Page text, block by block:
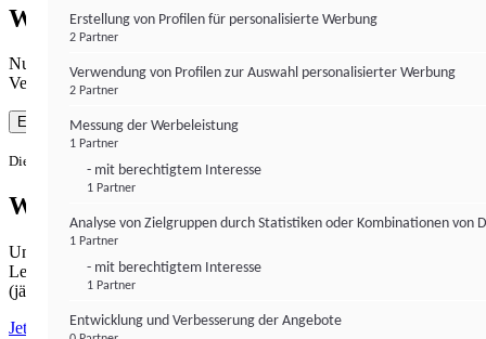
Wie gewohnt mit Werbung lesen
Nutzen Sie institutional-money.com mit Ihrer Zustimmung zur
Verwendung von Cookies für Webanalyse und Werbemaßnahmen.
Einverstanden
Die Zustimmung ist jederzeit widerrufbar.
Werbefrei lesen
Unabhängiger Journalismus hat seinen Preis.
Lesen Sie institutional-money.com PUR für 33,99€ pro Monat
(jährliche Abrechnung).
Jetzt abonnieren
Erstellung von Profilen für personalisierte Werbung
2 Partner
Verwendung von Profilen zur Auswahl personalisierter Werbung
2 Partner
Messung der Werbeleistung
1 Partner
- mit berechtigtem Interesse
1 Partner
Analyse von Zielgruppen durch Statistiken oder Kombinationen von
1 Partner
- mit berechtigtem Interesse
1 Partner
Entwicklung und Verbesserung der Angebote